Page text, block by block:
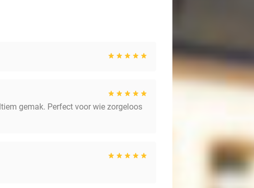
gemak. Perfect voor wie zorgeloos